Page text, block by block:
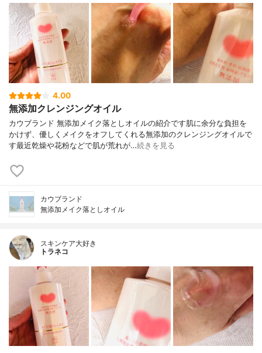
4.00
無添加クレンジングオイル
カウブランド 無添加メイク落としオイルの紹介です肌に余分な負担を
かけず、優しくメイクをオフしてくれる無添加のクレンジングオイルで
す最近乾燥や花粉などで肌が荒れが…続きを見る
カウブランド
無添加メイク落としオイル
スキンケア大好き
トラネコ